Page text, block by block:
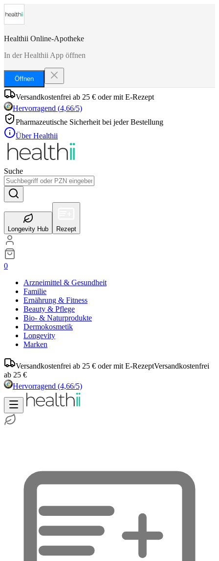
Healthii Online-Apotheke
In der Healthii App öffnen
Öffnen
Versandkostenfrei ab 25 € oder mit E-Rezept
Hervorragend (4,66/5)
Pharmazeutische Sicherheit bei jeder Bestellung
Über Healthii
Suche
Longevity Hub Rezept
0
Arzneimittel & Gesundheit
Familie
Ernährung & Fitness
Beauty & Pflege
Bio- & Naturprodukte
Dermokosmetik
Longevity
Marken
Versandkostenfrei ab 25 € oder mit E-RezeptVersandkostenfrei
ab 25 €
Hervorragend (4,66/5)